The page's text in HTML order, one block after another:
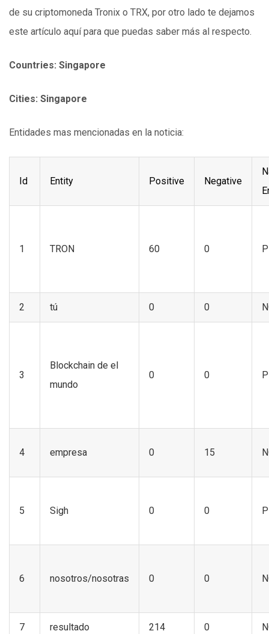
de su criptomoneda Tronix o TRX, por otro lado te dejamos
este artículo aquí para que puedas saber más al respecto.
Countries: Singapore
Cities: Singapore
Entidades mas mencionadas en la noticia:
Id Entity Positive Negative
1 TRON 60 0
2 tú 0 0
3
Blockchain de el
mundo
0 0
4 empresa 0 15
5 Sigh 0 0
6 nosotros/nosotras 0 0
7 resultado 214 0